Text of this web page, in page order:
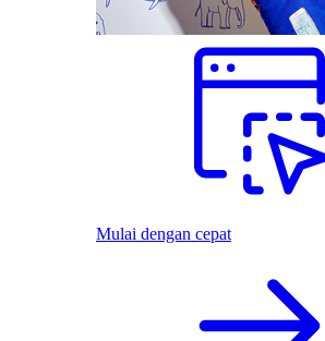
Mulai dengan cepat